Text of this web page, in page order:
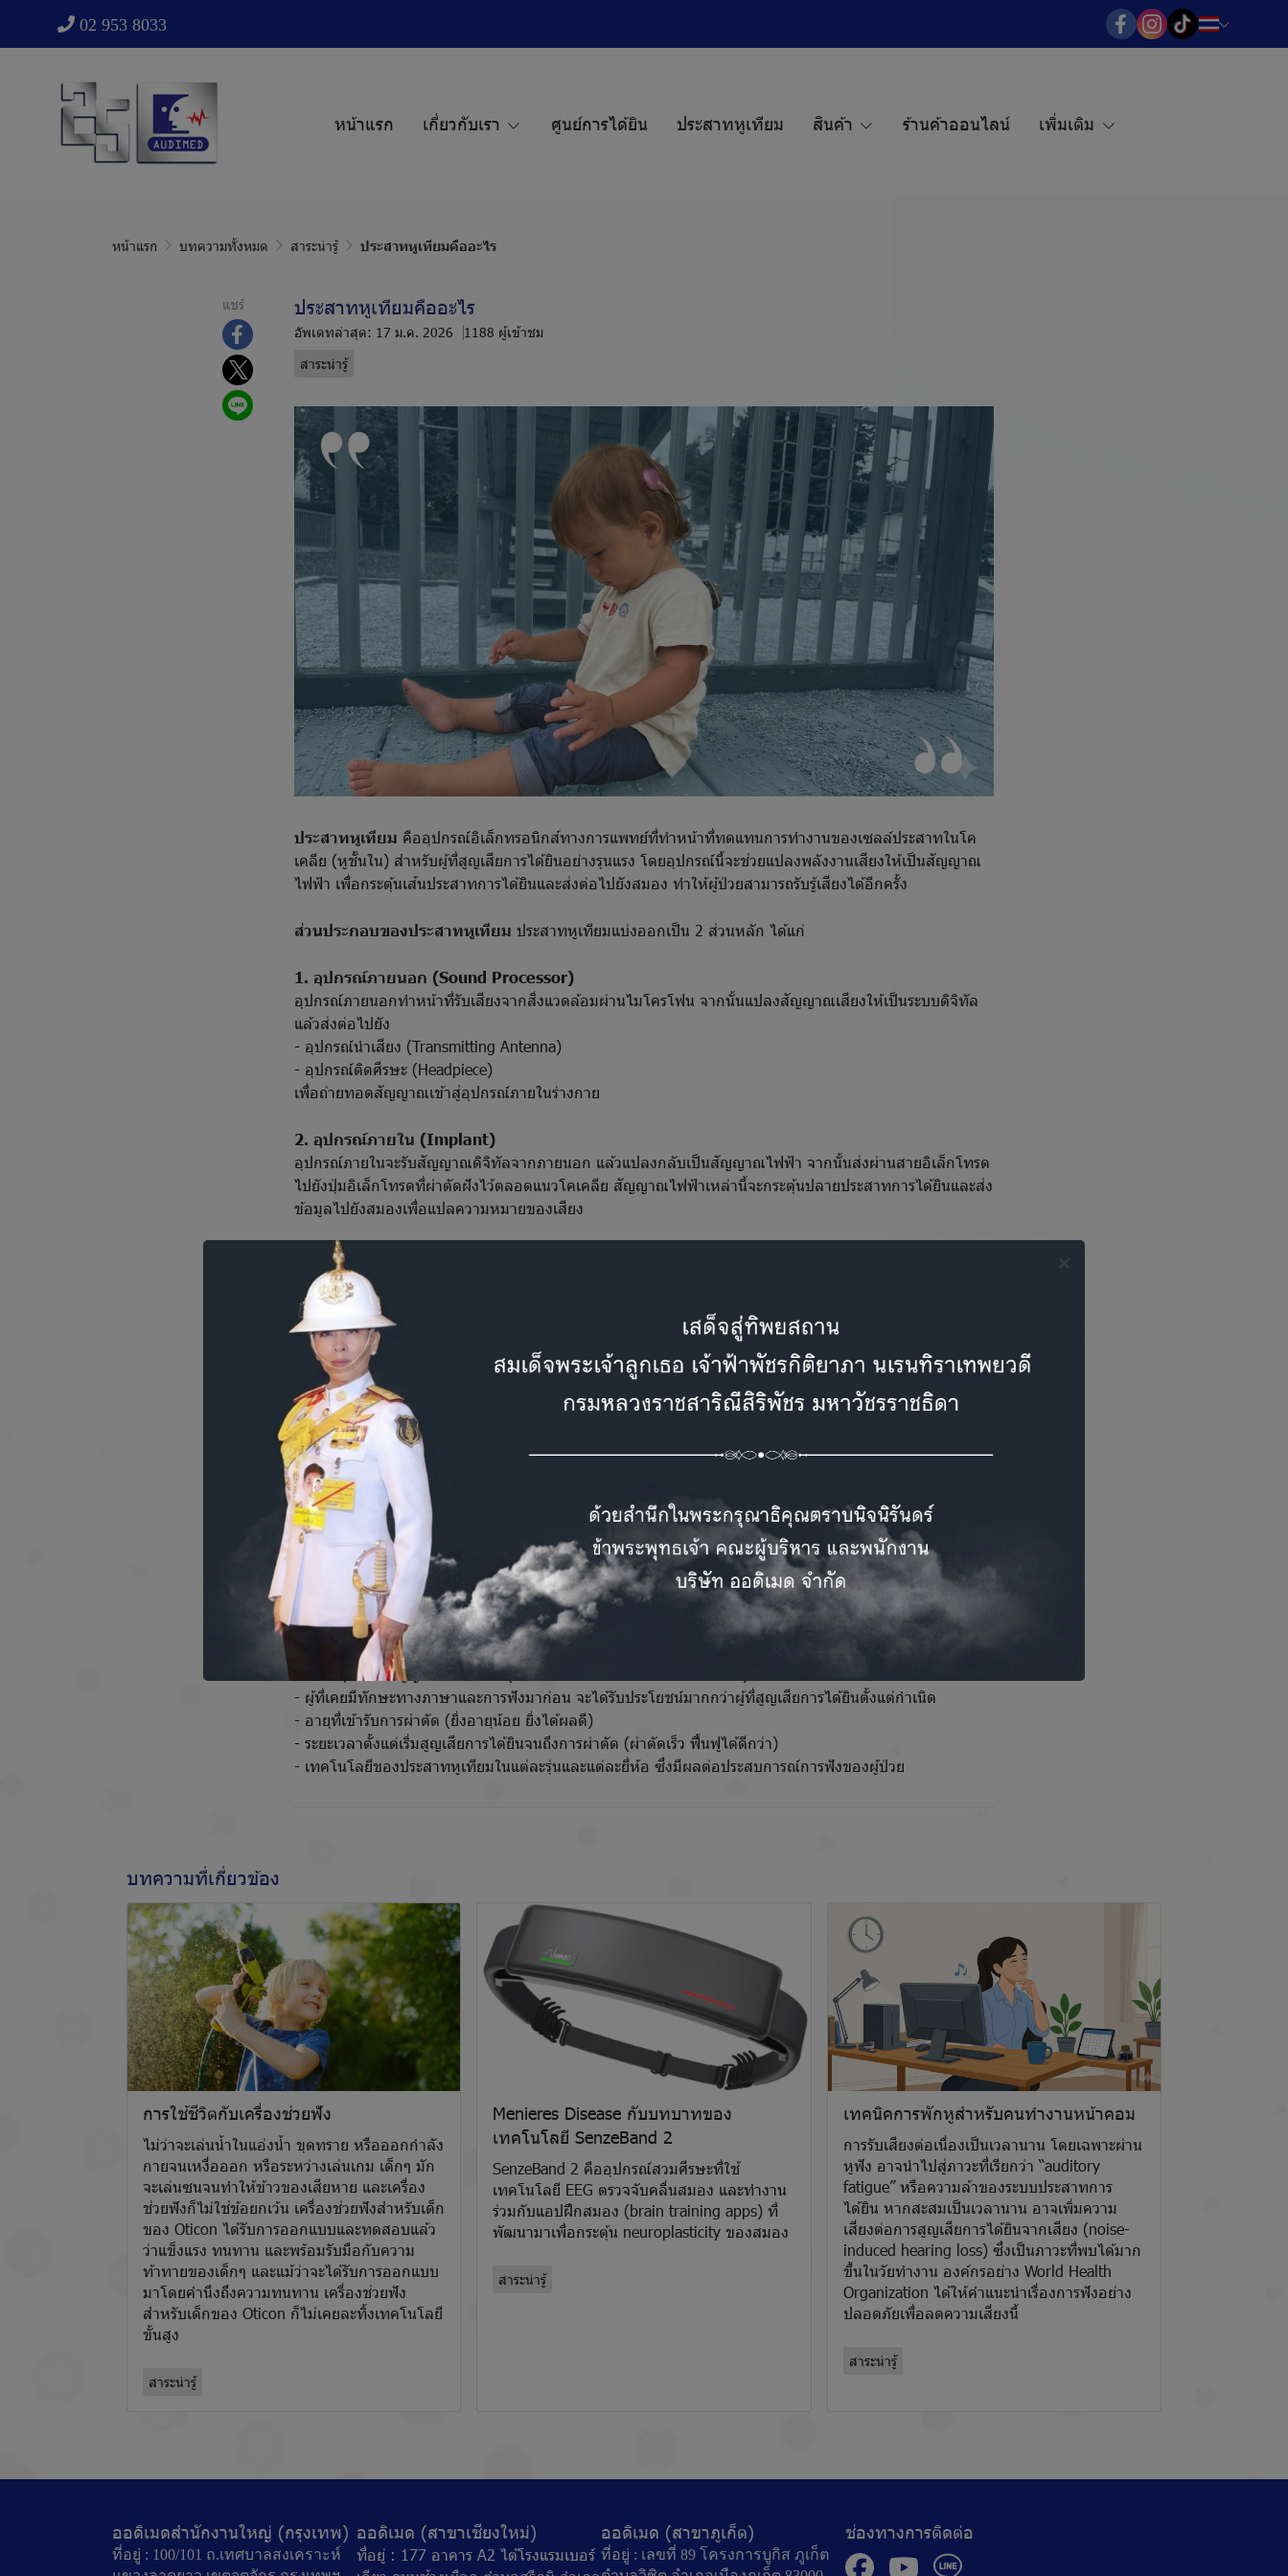
02 953 8033
หน้าแรก เกี่ยวกับเรา ศูนย์การได้ยิน ประสาทหูเทียม สินค้า ร้านค้าออนไลน์ เพิ่มเติม
หน้าแรก บทความทั้งหมด สาระน่ารู้ ประสาทหูเทียมคืออะไร
แชร์ ประสาทหูเทียมคืออะไร
อัพเดทล่าสุด: 17 ม.ค. 2026
1188 ผู้เข้าชม
สาระน่ารู้
ประสาทหูเทียม คืออุปกรณ์อิเล็กทรอนิกส์ทางการแพทย์ที่ทำหน้าที่ทดแทนการทำงานของเซลล์ประสาทในโค
เคลีย (หูชั้นใน) สำหรับผู้ที่สูญเสียการได้ยินอย่างรุนแรง โดยอุปกรณ์นี้จะช่วยแปลงพลังงานเสียงให้เป็นสัญญาณ
ไฟฟ้า เพื่อกระตุ้นเส้นประสาทการได้ยินและส่งต่อไปยังสมอง ทำให้ผู้ป่วยสามารถรับรู้เสียงได้อีกครั้ง
ส่วนประกอบของประสาทหูเทียม ประสาทหูเทียมแบ่งออกเป็น 2 ส่วนหลัก ได้แก่
1. อุปกรณ์ภายนอก (Sound Processor)
อุปกรณ์ภายนอกทำหน้าที่รับเสียงจากสิ่งแวดล้อมผ่านไมโครโฟน จากนั้นแปลงสัญญาณเสียงให้เป็นระบบดิจิทัล
แล้วส่งต่อไปยัง
- อุปกรณ์นำเสียง (Transmitting Antenna)
- อุปกรณ์ติดศีรษะ (Headpiece)
เพื่อถ่ายทอดสัญญาณเข้าสู่อุปกรณ์ภายในร่างกาย
2. อุปกรณ์ภายใน (Implant)
อุปกรณ์ภายในจะรับสัญญาณดิจิทัลจากภายนอก แล้วแปลงกลับเป็นสัญญาณไฟฟ้า จากนั้นส่งผ่านสายอิเล็กโทรด
ไปยังปุ่มอิเล็กโทรดที่ผ่าตัดฝังไว้ตลอดแนวโคเคลีย สัญญาณไฟฟ้าเหล่านี้จะกระตุ้นปลายประสาทการได้ยินและส่ง
ข้อมูลไปยังสมองเพื่อแปลความหมายของเสียง
ใครบ้างที่เหมาะกับการใช้ประสาทหูเทียม
เด็กเล็กที่สูญเสียการได้ยินอย่างรุนแรงตั้งแต่กำเนิด
พัฒนาการด้านการฟังและการสื่อสารใกล้เคียงเด็กปกติ
-ผู้ใหญ่ที่สูญเสียการได้ยินอย่างรุนแรง
โดยเฉพาะผู้ที่ใช้เครื่องช่วยฟังแล้วไม่ได้ผล หรือได้ผลน้อยมาก
เด็กอายุมากกว่า 2 ขวบ
ที่มีระดับการสูญเสียการได้ยินมากกว่า 90 เดซิเบล ทั้งนี้ต้องพิจารณาผลการตรวจ
อื่นๆ ร่วมด้วย
การประเมินก่อนเข้ารับการผ่าตัด
ก่อนการผ่าตัด ผู้ป่วยจำเป็นต้องผ่านการตรวจประเมินหลายด้าน ได้แก่
- การตรวจเอกซเรย์คอมพิวเตอร์ (CT Scan) ของหูชั้นใน
- การตรวจเลือดและการตรวจร่างกายทั่วไป
- การประเมินทางจิตใจโดยจิตแพทย์หรือนักจิตวิทยา
- การประเมินเหล่านี้มีความสำคัญ เพื่อพิจารณาความพร้อมทั้งด้านร่างกาย สติปัญญา อารมณ์ และสังคม ซึ่งล้วน
ส่งผลต่อความสำเร็จในการใช้ประสาทหูเทียม
ปัจจัยที่มีผลต่อประสิทธิภาพของประสาทหูเทียม
ประสิทธิภาพในการใช้งานอาจแตกต่างกันไปในแต่ละบุคคล โดยขึ้นอยู่กับหลายปัจจัย เช่น
- ระดับการรับรู้และความสามารถในการแยกแยะเสียงก่อนการผ่าตัด
- สาเหตุของการสูญเสียการได้ยิน (บางโรคอาจเป็นข้อจำกัดในการผ่าตัด)
- ผู้ที่เคยมีทักษะทางภาษาและการฟังมาก่อน จะได้รับประโยชน์มากกว่าผู้ที่สูญเสียการได้ยินตั้งแต่กำเนิด
- อายุที่เข้ารับการผ่าตัด (ยิ่งอายุน้อย ยิ่งได้ผลดี)
- ระยะเวลาตั้งแต่เริ่มสูญเสียการได้ยินจนถึงการผ่าตัด (ผ่าตัดเร็ว ฟื้นฟูได้ดีกว่า)
- เทคโนโลยีของประสาทหูเทียมในแต่ละรุ่นและแต่ละยี่ห้อ ซึ่งมีผลต่อประสบการณ์การฟังของผู้ป่วย
บทความที่เกี่ยวข้อง
การใช้ชีวิตกับเครื่องช่วยฟัง
ไม่ว่าจะเล่นน้ำในแอ่งน้ำ ขุดทราย หรือออกกำลัง
กายจนเหงื่อออก หรือระหว่างเล่นเกม เด็กๆ มัก
จะเล่นซนจนทำให้ข้าวของเสียหาย และเครื่อง
ช่วยฟังก็ไม่ใช่ข้อยกเว้น เครื่องช่วยฟังสำหรับเด็ก
ของ Oticon ได้รับการออกแบบและทดสอบแล้ว
ว่าแข็งแรง ทนทาน และพร้อมรับมือกับความ
ท้าทายของเด็กๆ และแม้ว่าจะได้รับการออกแบบ
มาโดยคำนึงถึงความทนทาน เครื่องช่วยฟัง
สำหรับเด็กของ Oticon ก็ไม่เคยละทิ้งเทคโนโลยี
ขั้นสูง
สาระน่ารู้
Menieres Disease กับบทบาทของ
เทคโนโลยี SenzeBand 2
SenzeBand 2 คืออุปกรณ์สวมศีรษะที่ใช้
เทคโนโลยี EEG ตรวจจับคลื่นสมอง และทำงาน
ร่วมกับแอปฝึกสมอง (brain training apps) ที่
พัฒนามาเพื่อกระตุ้น neuroplasticity ของสมอง
สาระน่ารู้
เทคนิคการพักหูสำหรับคนทำงานหน้าคอม
การรับเสียงต่อเนื่องเป็นเวลานาน โดยเฉพาะผ่าน
หูฟัง อาจนำไปสู่ภาวะที่เรียกว่า “auditory
fatigue” หรือความล้าของระบบประสาทการ
ได้ยิน หากสะสมเป็นเวลานาน อาจเพิ่มความ
เสี่ยงต่อการสูญเสียการได้ยินจากเสียง (noise-
induced hearing loss) ซึ่งเป็นภาวะที่พบได้มาก
ขึ้นในวัยทำงาน องค์กรอย่าง World Health
Organization ได้ให้คำแนะนำเรื่องการฟังอย่าง
ปลอดภัยเพื่อลดความเสี่ยงนี้
สาระน่ารู้
ออดิเมดสำนักงานใหญ่ (กรุงเทพ)
ที่อยู่ : 100/101 ถ.เทศบาลสงเคราะห์
ออดิเมด (สาขาเชียงใหม่)
ที่อยู่ : 177 อาคาร A2 ไต้โรงแรมเบอร์
ออดิเมด (สาขาภูเก็ต)
ที่อยู่ : เลขที่ 89 โครงการบูกิส ภูเก็ต
ช่องทางการติดต่อ